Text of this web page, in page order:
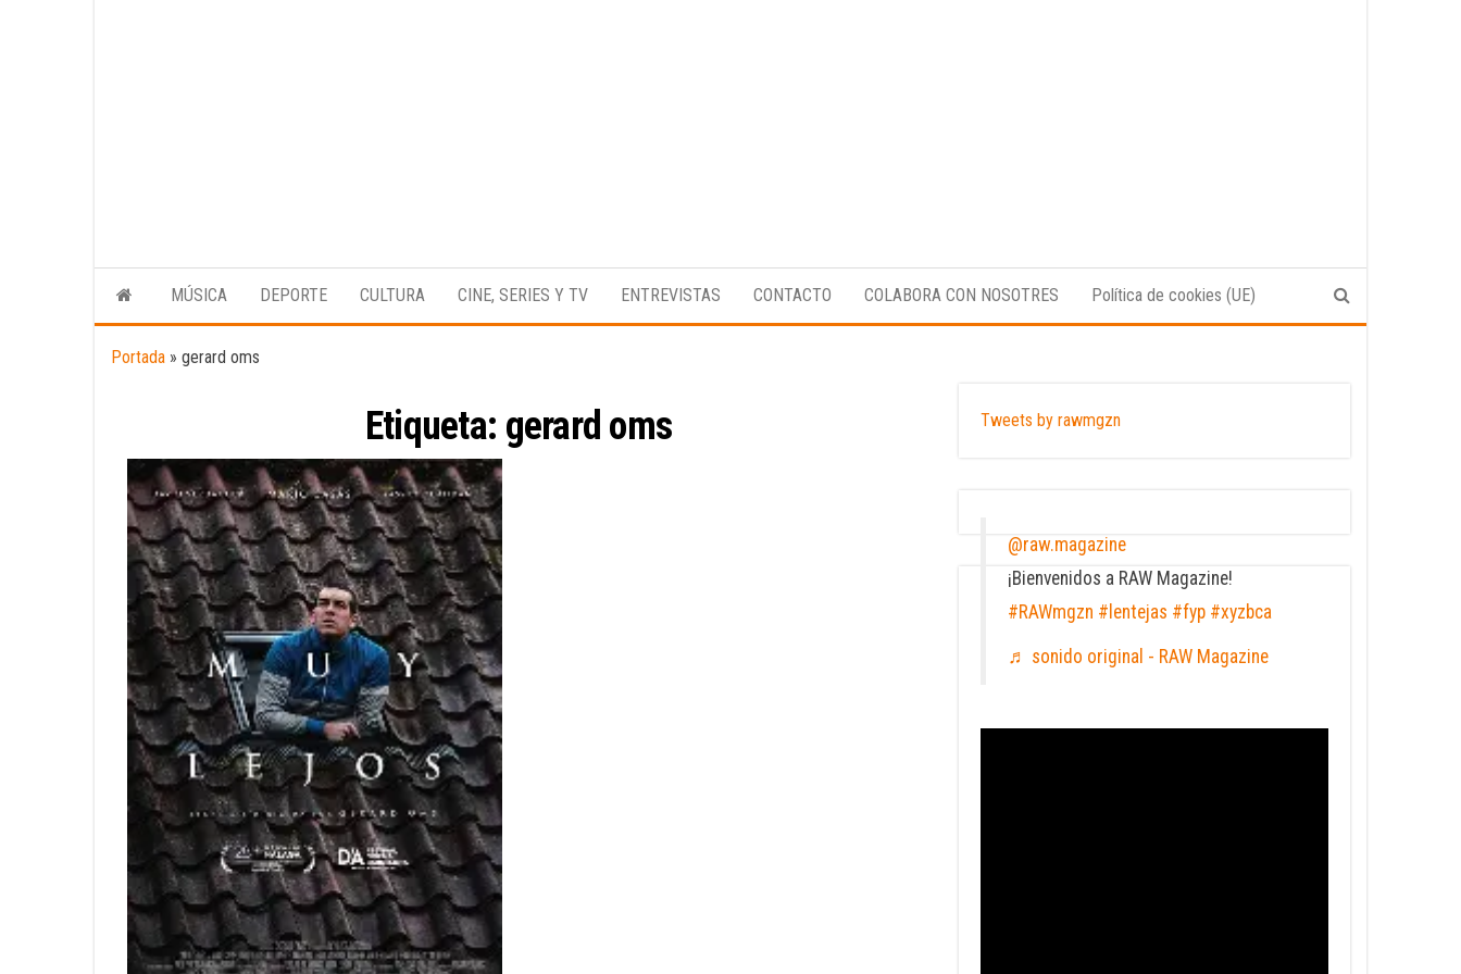
Magazine
digital
enfocado
cultura,
MÚSICA DEPORTE CULTURA CINE, SERIES Y TV ENTREVISTAS CONTACTO COLABORA CON NOSOTRES Política de cookies (UE)
Portada » gerard oms
Etiqueta: gerard oms Tweets by rawmgzn
@raw.magazine
¡Bienvenidos a RAW Magazine!
#RAWmgzn #lentejas #fyp #xyzbca
♬ sonido original - RAW Magazine